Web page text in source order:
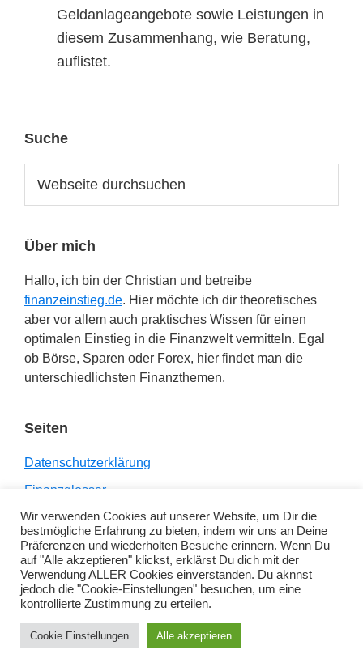
Geldanlageangebote sowie Leistungen in
diesem Zusammenhang, wie Beratung,
auflistet.
Seitenspalte
Suche
durchsuchen
Über mich
Hallo, ich bin der Christian und betreibe
finanzeinstieg.de. Hier möchte ich dir theoretisches
aber vor allem auch praktisches Wissen für einen
optimalen Einstieg in die Finanzwelt vermitteln. Egal
ob Börse, Sparen oder Forex, hier findet man die
unterschiedlichsten Finanzthemen.
Seiten
Datenschutzerklärung
Finanzglossar
Impressum
Links
Copyright © 2026 ·Genesis Sample
Framework
WordPress·Anmelden
Wir verwenden Cookies auf unserer Website, um Dir die
bestmögliche Erfahrung zu bieten, indem wir uns an Deine
Präferenzen und wiederholten Besuche erinnern. Wenn Du
auf "Alle akzeptieren" klickst, erklärst Du dich mit der
Verwendung ALLER Cookies einverstanden. Du aknnst
jedoch die "Cookie-Einstellungen" besuchen, um eine
kontrollierte Zustimmung zu erteilen.
Cookie Einstellungen Alle akzeptieren